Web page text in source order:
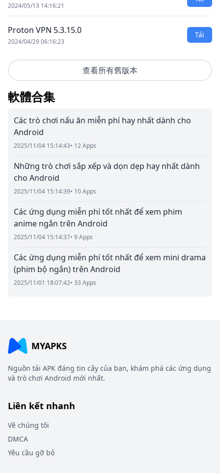
2024/05/13 14:16:21
Proton VPN 5.3.15.0
2024/04/29 06:16:23
Tải
查看所有舊版本
軟體合集
Các trò chơi nấu ăn miễn phí hay nhất dành cho
Android
2025/11/04 15:14:43• 12 Apps
Những trò chơi sắp xếp và dọn dẹp hay nhất dành
cho Android
2025/11/04 15:14:39• 10 Apps
Các ứng dụng miễn phí tốt nhất để xem phim
anime ngắn trên Android
2025/11/04 15:14:37• 9 Apps
Các ứng dụng miễn phí tốt nhất để xem mini drama
(phim bộ ngắn) trên Android
2025/11/01 18:07:42• 33 Apps
MYAPKS
Nguồn tải APK đáng tin cậy của bạn, khám phá các ứng dụng
và trò chơi Android mới nhất.
Liên kết nhanh
Về chúng tôi
DMCA
Yêu cầu gỡ bỏ